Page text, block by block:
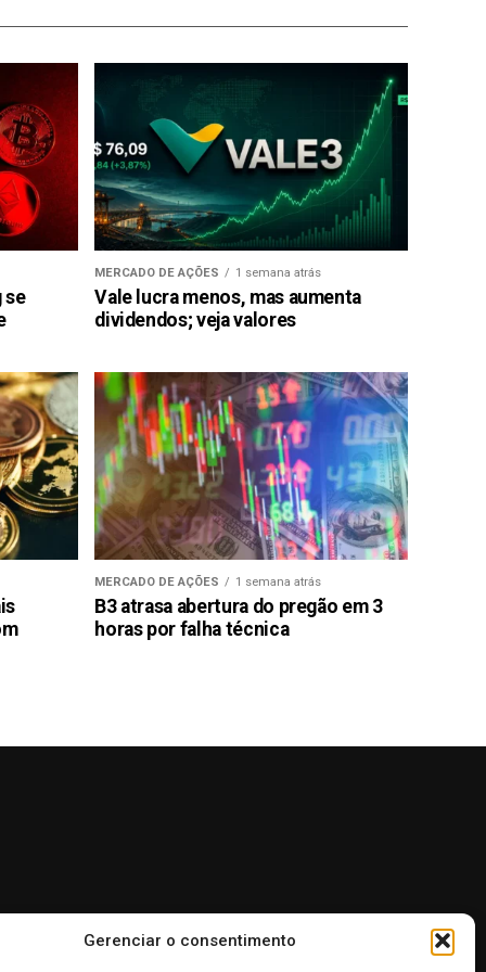
Gerenciar o consentimento
se
MERCADO DE AÇÕES 1 semana atrás
Vale lucra menos, mas aumenta
dividendos; veja valores
MERCADO DE AÇÕES 1 semana atrás
B3 atrasa abertura do pregão em 3
horas por falha técnica